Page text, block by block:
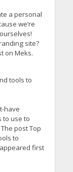
a personal
we’re
site?
on Meks.
tools to
have
to use to
post Top
to
first